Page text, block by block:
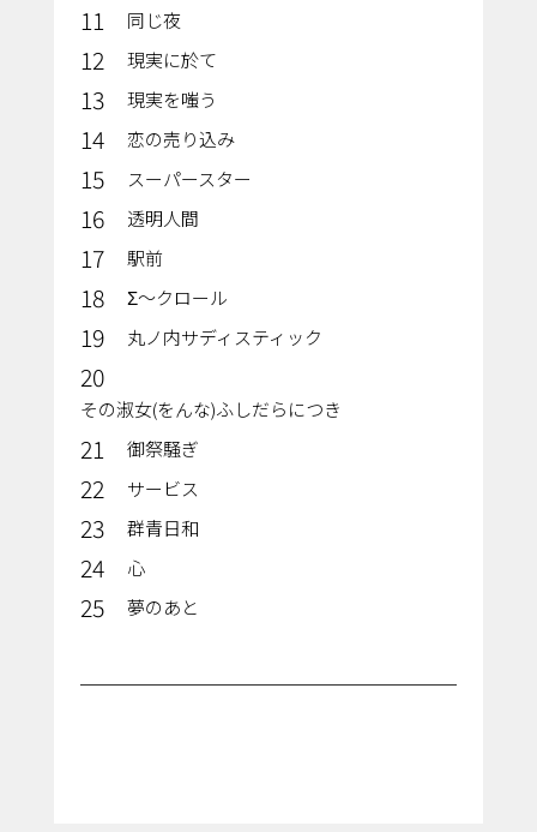
11 同じ夜
12 現実に於て
13 現実を嗤う
14 恋の売り込み
15 スーパースター
16 透明人間
17 駅前
18 Σ～クロール
19 丸ノ内サディスティック
20
その淑女(をんな)ふしだらにつき
21 御祭騒ぎ
22 サービス
23 群青日和
24 心
25 夢のあと